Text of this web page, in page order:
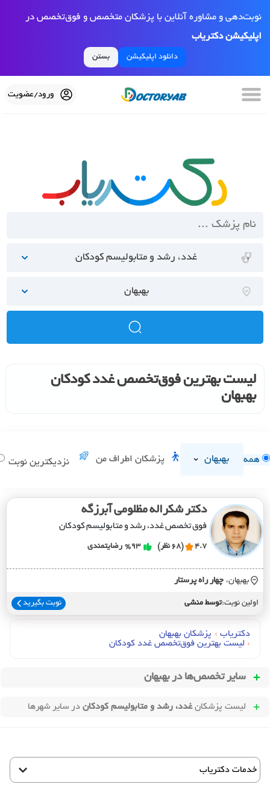
نوبت‌دهی و مشاوره آنلاین با پزشکان متخصص و فوق‌تخصص در
اپلیکیشن دکتریاب
دانلود اپلیکیشن بستن
ورود/عضویت
غدد، رشد و متابولیسم کودکان
بهبهان
لیست بهترین فوق‌تخصص غدد کودکان
بهبهان
همه بهبهان پزشکان اطراف من نزدیکترین نوبت
دکتر شکراله مظلومی آبرزگه
فوق تخصص غدد، رشد و متابولیسم کودکان
4.7 (68 نظر) %93 رضایتمندی
بهبهان، چهار راه پرستار
اولین نوبت:توسط منشی نوبت بگیرید
دکتریاب › پزشکان بهبهان
› لیست بهترین فوق‌تخصص غدد کودکان
سایر تخصص‌ها دربهبهان
لیست پزشکانغدد، رشد و متابولیسم کودکان در سایر شهرها
خدمات دکتریاب